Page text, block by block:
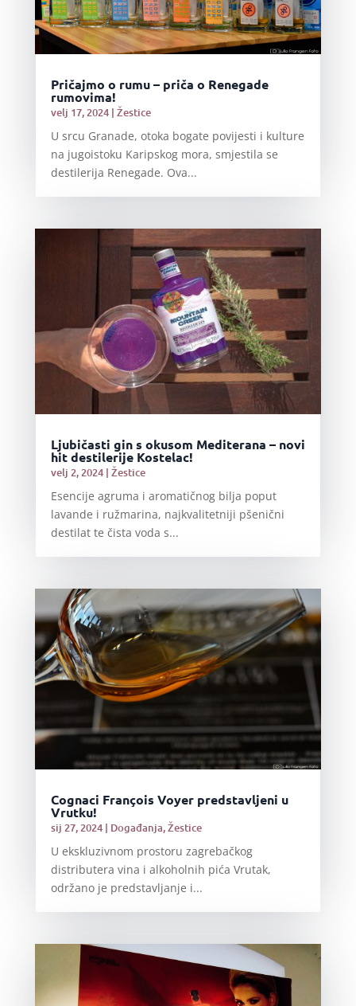
Pričajmo o rumu – priča o Renegade
rumovima!
velj 17, 2024| Žestice
U srcu Granade, otoka bogate povijesti i kulture
na jugoistoku Karipskog mora, smjestila se
destilerija Renegade. Ova...
Ljubičasti gin s okusom Mediterana – novi
hit destilerije Kostelac!
velj 2, 2024| Žestice
Esencije agruma i aromatičnog bilja poput
lavande i ružmarina, najkvalitetniji pšenični
destilat te čista voda s...
Cognaci François Voyer predstavljeni u
Vrutku!
sij 27, 2024| Događanja,Žestice
U ekskluzivnom prostoru zagrebačkog
distributera vina i alkoholnih pića Vrutak,
održano je predstavljanje i...